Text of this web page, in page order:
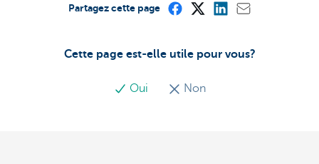
Cette page est-elle utile pour vous?
Oui Non
Partagez cette page